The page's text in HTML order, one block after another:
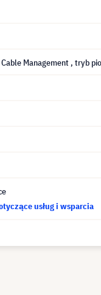
Management , tryb
usług i wsparcia